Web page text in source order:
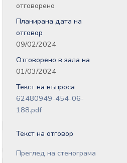
отговорено
Планирана дата на
отговор
09/02/2024
Отговорено в зала на
01/03/2024
Текст на въпроса
62480949-454-06-
188.pdf
Текст на отговор
Преглед на стенограма